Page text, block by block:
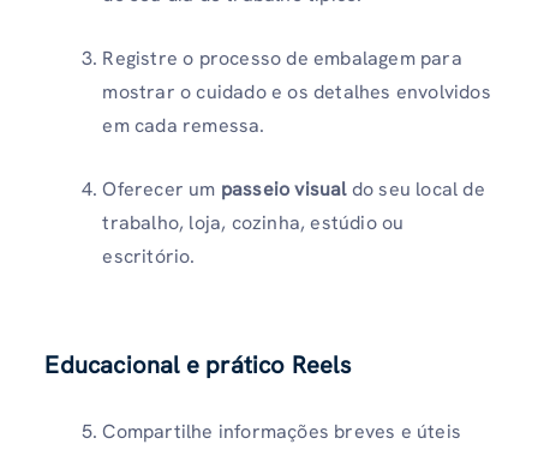
Registre o processo de embalagem para
mostrar o cuidado e os detalhes envolvidos
em cada remessa.
Oferecer um passeio visualdo seu local de
trabalho, loja, cozinha, estúdio ou
escritório.
Educacional e prático Reels
Compartilhe informações breves e úteis